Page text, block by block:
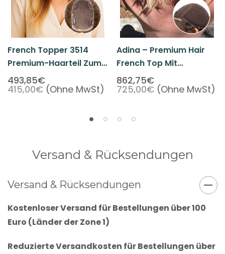
French Topper 3514
Premium-Haarteil Zum
Aufstecken
493,85€
415,00€ (Ohne MwSt)
Adina – Premium Hair
French Top Mit
Tressenrückseite
862,75€
725,00€ (Ohne MwSt)
Versand & Rücksendungen
Versand & Rücksendungen
Kostenloser Versand für Bestellungen über 100
Euro (Länder der Zone 1)
Reduzierte Versandkosten für Bestellungen über